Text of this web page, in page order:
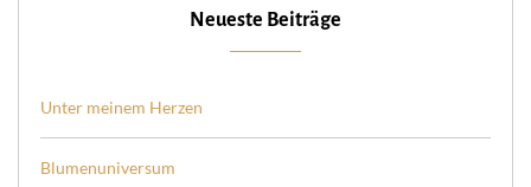
Neueste Beiträge
Unter meinem Herzen
Blumenuniversum